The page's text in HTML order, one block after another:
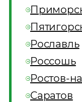
Рославль
Россошь
Ростов-
Саратов